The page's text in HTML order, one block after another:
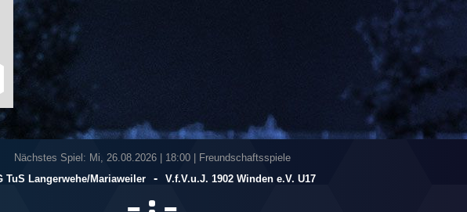
Nächstes Spiel: Mi, 26.08.2026| 18:00 | Freundschaftsspiele
TuS Langerwehe/​Mariaweiler
- V.f.V.u.J. 1902 Winden e.V. U17